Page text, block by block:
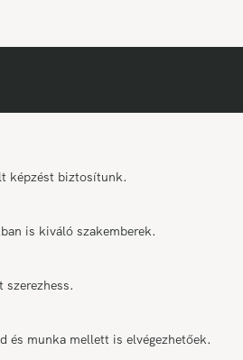
képzést biztosítunk.
is kiváló szakemberek.
és munka mellett is elvégezhetőek.